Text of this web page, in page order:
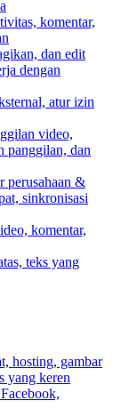
komentar,
dan edit
dengan
atur izin
video,
panggilan, dan
perusahaan &
sinkronisasi
komentar,
teks yang
hosting, gambar
yang keren